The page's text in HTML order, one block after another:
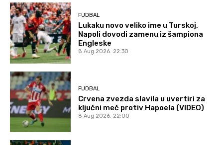
FUDBAL
Lukaku novo veliko ime u Turskoj,
Napoli dovodi zamenu iz šampiona
Engleske
8 Aug 2026. 22:30
FUDBAL
Crvena zvezda slavila u uvertiri za
ključni meč protiv Hapoela (VIDEO)
8 Aug 2026. 22:00